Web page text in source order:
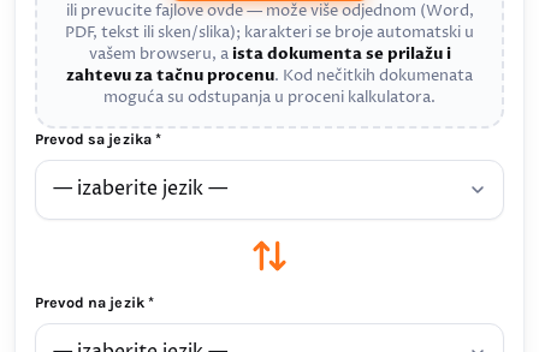
ili prevucite fajlove ovde — može više odjednom (Word,
PDF, tekst ili sken/slika); karakteri se broje automatski u
vašem browseru, aista dokumenta se prilažu i
zahtevu za tačnu procenu. Kod nečitkih dokumenata
moguća su odstupanja u proceni kalkulatora.
Prevod sa jezika *
Prevod na jezik *